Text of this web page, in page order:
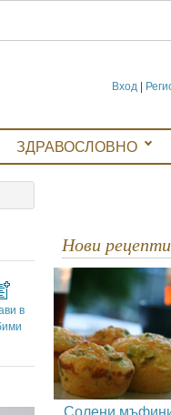
Вход |
ЗДРАВОСЛОВНО
в
Нови рецепти